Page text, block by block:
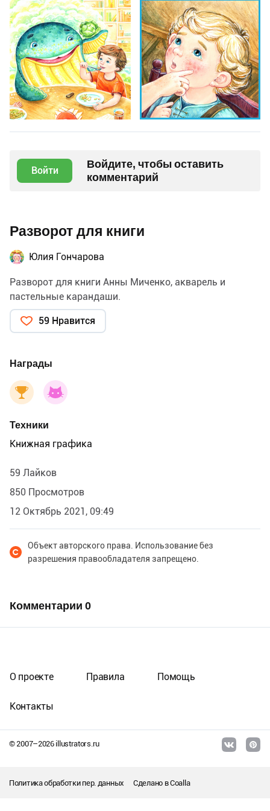
Войти
Войдите, чтобы оставить
комментарий
Разворот для книги
Юлия Гончарова
Разворот для книги Анны Миченко, акварель и
пастельные карандаши.
59 Нравится
Награды
Техники
Книжная графика
59 Лайков
850 Просмотров
12 Октябрь 2021, 09:49
Объект авторского права. Использование без
разрешения правообладателя запрещено.
Комментарии 0
© 2007–2026illustrators.ru
О проекте Правила Помощь
Контакты
Политика обработки пер. данных Сделано вCoalla